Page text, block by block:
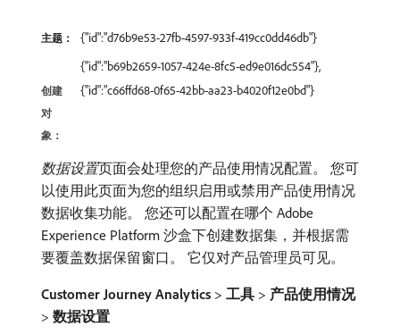
主题： {"id":"d76b9e53-27fb-4597-933f-419cc0dd46db"}
创建
对
象：
{"id":"b69b2659-1057-424e-8fc5-ed9e016dc554"},
{"id":"c66ffd68-0f65-42bb-aa23-b4020f12e0bd"}
数据设置​页面会处理您的产品使用情况配置。 您可
以使用此页面为您的组织启用或禁用产品使用情况
数据收集功能。 您还可以配置在哪个 Adobe
Experience Platform 沙盒下创建数据集，并根据需
要覆盖数据保留窗口。 它仅对产品管理员可见。
Customer Journey Analytics > 工具 > 产品使用情况
> 数据设置